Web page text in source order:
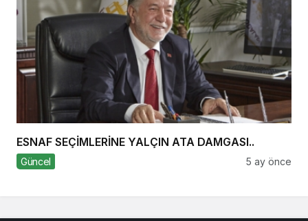
ESNAF SEÇİMLERİNE YALÇIN ATA DAMGASI..
Güncel 5 ay önce